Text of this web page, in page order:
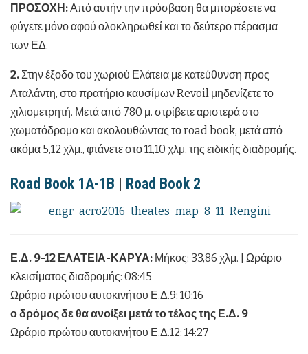
ΠΡΟΣΟΧΗ:Από αυτήν την πρόσβαση θα μπορέσετε να
φύγετε μόνο αφού ολοκληρωθεί και το δεύτερο πέρασμα
των ΕΔ.
2.Στην έξοδο του χωριού Ελάτεια με κατεύθυνση προς
Αταλάντη, στο πρατήριο καυσίμων Revoil μηδενίζετε το
χιλιομετρητή. Μετά από 780 μ. στρίβετε αριστερά στο
χωματόδρομο και ακολουθώντας το road book, μετά από
ακόμα 5,12 χλμ., φτάνετε στο 11,10 χλμ. της ειδικής διαδρομής.
Road Book 1A-1B | Road Book 2
Ε.Δ. 9-12 ΕΛΑΤΕΙΑ-ΚΑΡΥΑ: Μήκος: 33,86 χλμ. | Ωράριο
κλεισίματος διαδρομής: 08:45
Ωράριο πρώτου αυτοκινήτου Ε.Δ.9: 10:16
ο δρόμος δε θα ανοίξει μετά το τέλος της Ε.Δ. 9
Ωράριο πρώτου αυτοκινήτου Ε.Δ.12: 14:27